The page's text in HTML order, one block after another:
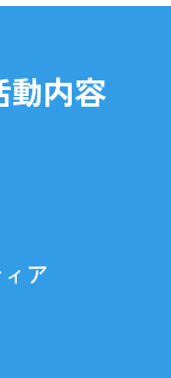
動内容
ア